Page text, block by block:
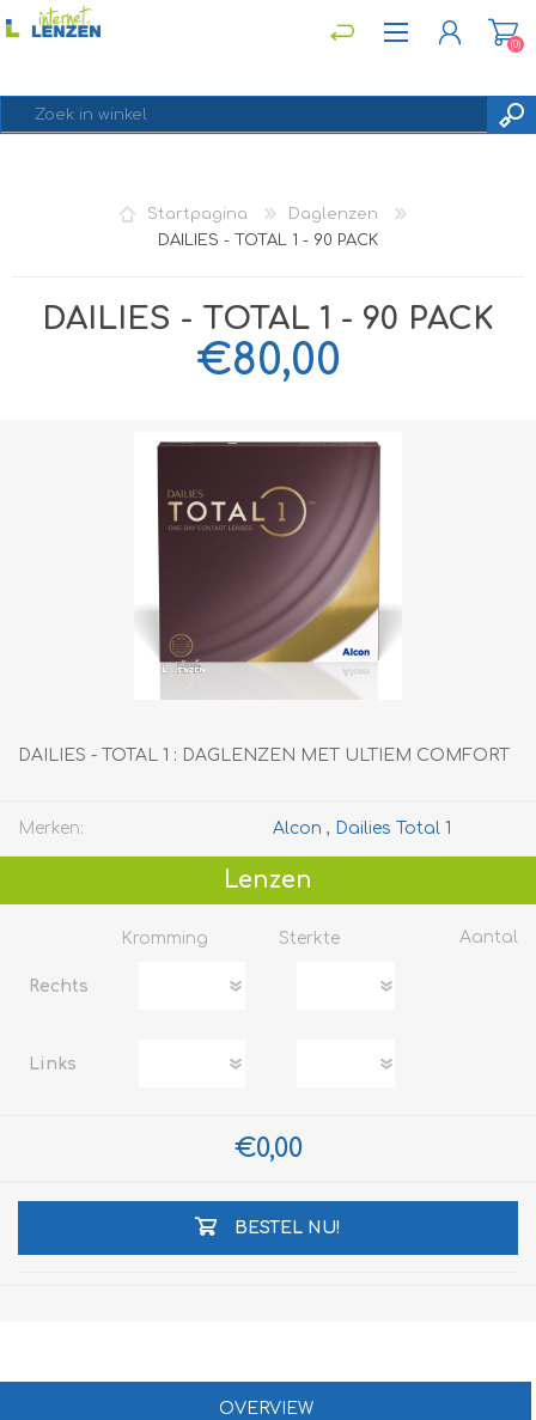
INLOGGEN
(0)
Startpagina
Daglenzen
DAILIES - TOTAL 1 - 90 PACK
DAILIES - TOTAL 1 - 90 PACK
€80,00
DAILIES - TOTAL 1 : DAGLENZEN MET ULTIEM COMFORT
Merken: Alcon , Dailies Total 1
Lenzen
Kromming Sterkte Aantal
Rechts
Links
€0,00
BESTEL NU!
OVERVIEW